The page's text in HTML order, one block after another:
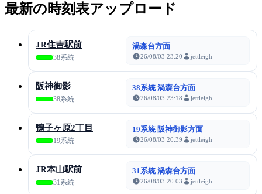
最新の時刻表アップロード
JR住吉駅前
38系統
渦森台方面
26/08/03 23:20 jettleigh
阪神御影
38系統
38系統 渦森台方面
26/08/03 23:18 jettleigh
鴨子ヶ原2丁目
19系統
19系統 阪神御影方面
26/08/03 20:39 jettleigh
JR本山駅前
31系統
31系統 渦森台方面
26/08/03 20:03 jettleigh